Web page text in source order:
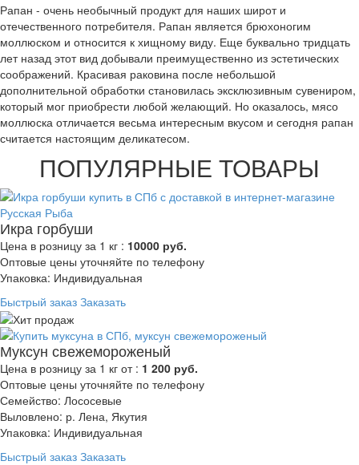
Рапан - очень необычный продукт для наших широт и
отечественного потребителя. Рапан является брюхоногим
моллюском и относится к хищному виду. Еще буквально тридцать
лет назад этот вид добывали преимущественно из эстетических
соображений. Красивая раковина после небольшой
дополнительной обработки становилась эксклюзивным сувениром,
который мог приобрести любой желающий. Но оказалось, мясо
моллюска отличается весьма интересным вкусом и сегодня рапан
считается настоящим деликатесом.
ПОПУЛЯРНЫЕ ТОВАРЫ
Икра горбуши
Цена в розницу за 1 кг : 10000 руб.
Оптовые цены уточняйте по телефону
Упаковка: Индивидуальная
Быстрый заказ Заказать
Муксун свежемороженый
Цена в розницу за 1 кг от : 1 200 руб.
Оптовые цены уточняйте по телефону
Семейство: Лососевые
Выловлено: р. Лена, Якутия
Упаковка: Индивидуальная
Быстрый заказ Заказать